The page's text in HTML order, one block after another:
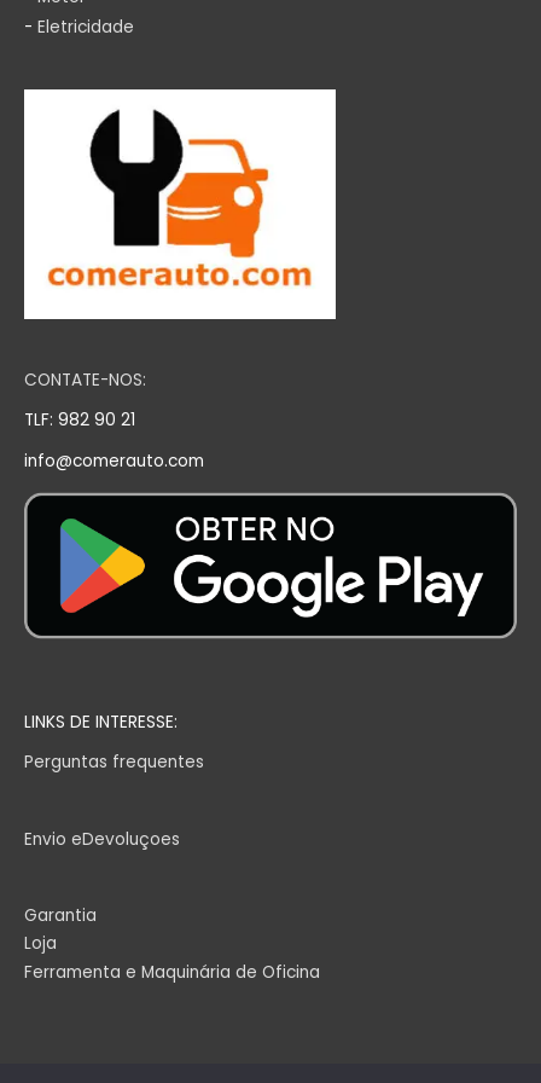
- Eletricidade
CONTATE-NOS:
TLF: 982 90 21
info@comerauto.com
LINKS DE INTERESSE:
Perguntas frequentes
Envio eDevoluçoes
Garantia
Loja
Ferramenta e Maquinária de Oficina